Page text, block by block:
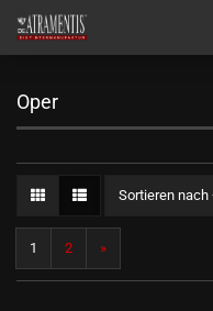
Oper
Sortieren nach
Sortieren nach
1 2 »